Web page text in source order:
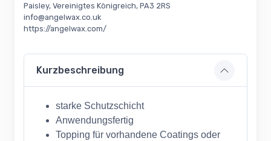
Paisley, Vereinigtes Königreich, PA3 2RS
info@angelwax.co.uk
https://angelwax.com/
Kurzbeschreibung
starke Schutzschicht
Anwendungsfertig
Topping für vorhandene Coatings oder